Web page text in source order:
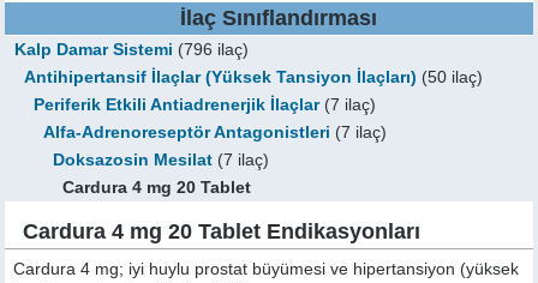
İlaç Sınıflandırması
Kalp Damar Sistemi (796 ilaç)
Antihipertansif İlaçlar (Yüksek Tansiyon İlaçları) (50 ilaç)
Periferik Etkili Antiadrenerjik İlaçlar(7 ilaç)
Alfa-Adrenoreseptör Antagonistleri (7 ilaç)
Doksazosin Mesilat (7 ilaç)
Cardura 4 mg 20 Tablet
Cardura 4 mg 20 Tablet Endikasyonları
Cardura 4 mg; iyi huylu prostat büyümesi ve hipertansiyon (yüksek